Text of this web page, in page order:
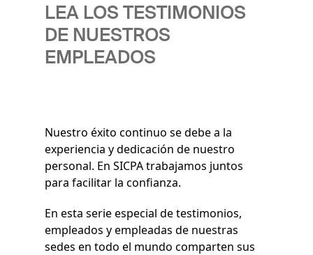
LEA LOS TESTIMONIOS
DE NUESTROS
EMPLEADOS
Nuestro éxito continuo se debe a la
experiencia y dedicación de nuestro
personal. En SICPA trabajamos juntos
para facilitar la confianza.
En esta serie especial de testimonios,
empleados y empleadas de nuestras
sedes en todo el mundo comparten sus